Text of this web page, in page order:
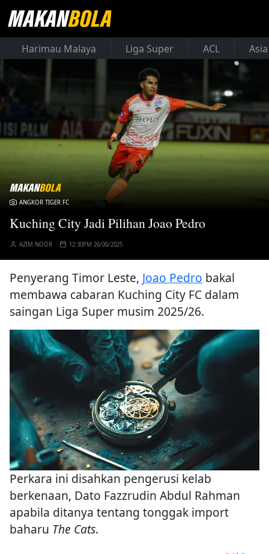
Harimau Malaya Liga Super ACL
ANGKOR TIGER FC
Kuching City Jadi Pilihan Joao Pedro
AZIM NOOR 12:30PM 26/06/2025
Penyerang Timor Leste, Joao Pedro bakal
membawa cabaran Kuching City FC dalam
saingan Liga Super musim 2025/26.
Perkara ini disahkan pengerusi kelab
berkenaan, Dato Fazzrudin Abdul Rahman
apabila ditanya tentang tonggak import
baharu The Cats.